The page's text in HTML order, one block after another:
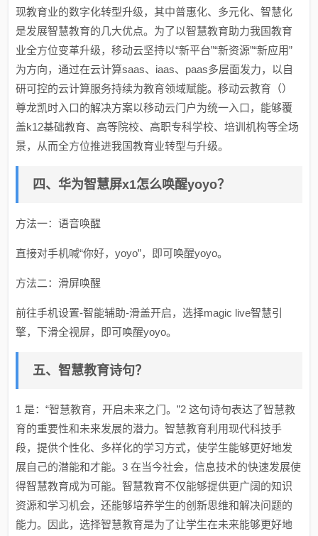
现教育业的数字化转型升级，其中普惠化、多元化、智慧化
是发展智慧教育的几大优点。为了以智慧教育助力我国教育
业全方位变革升级，移动云坚持以“新平台”“新资源”“新应用”
为方向，通过在云计算saas、iaas、paas多层面发力，以自
研可控的云计算服务持续为教育领域赋能。移动云教育（）
尊龙凯时入口的解决方案以移动云门户为统一入口，能够覆
盖k12基础教育、高等院校、高职专科学校、培训机构等全场
景，从而全方位推进我国教育业转型与升级。
四、华为智慧屏x1怎么唤醒yoyo？
方法一：语音唤醒
直接对手机喊“你好，yoyo”，即可唤醒yoyo。
方法二：滑屏唤醒
前往手机设置-智能辅助-滑盖开启，选择magic live智慧引
擎，下滑全视屏，即可唤醒yoyo。
五、智慧教育诗句？
1 是：“智慧教育，开启未来之门。”2 这句诗句表达了智慧教
育的重要性和未来发展的潜力。智慧教育利用现代科技手
段，提供个性化、多样化的学习方式，使学生能够更好地发
展自己的潜能和才能。3 在当今社会，信息技术的快速发展使
得智慧教育成为可能。智慧教育不仅能够提供更广阔的知识
资源和学习机会，还能够培养学生的创新思维和解决问题的
能力。因此，选择智慧教育是为了让学生在未来能够更好地